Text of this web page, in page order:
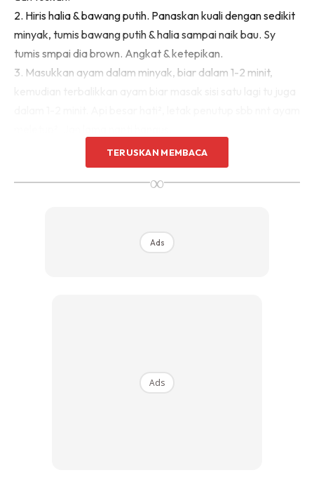
2. Hiris halia & bawang putih. Panaskan kuali dengan sedikit
minyak, tumis bawang putih & halia sampai naik bau. Sy
tumis smpai dia brown. Angkat & ketepikan.
3. Masukkan ayam dalam minyak, biar dalam 1-2 minit,
TERUSKAN MEMBACA
∞
Ads
Ads